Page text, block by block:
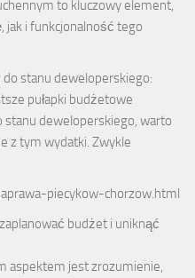
to kluczowy element,
jak i funkcjonalność tego
stanu deweloperskiego:
pułapki budżetowe
stanu deweloperskiego, warto
z tym wydatki. Zwykle
piecykow-chorzow.html
budżet i uniknąć
aspektem jest zrozumienie,